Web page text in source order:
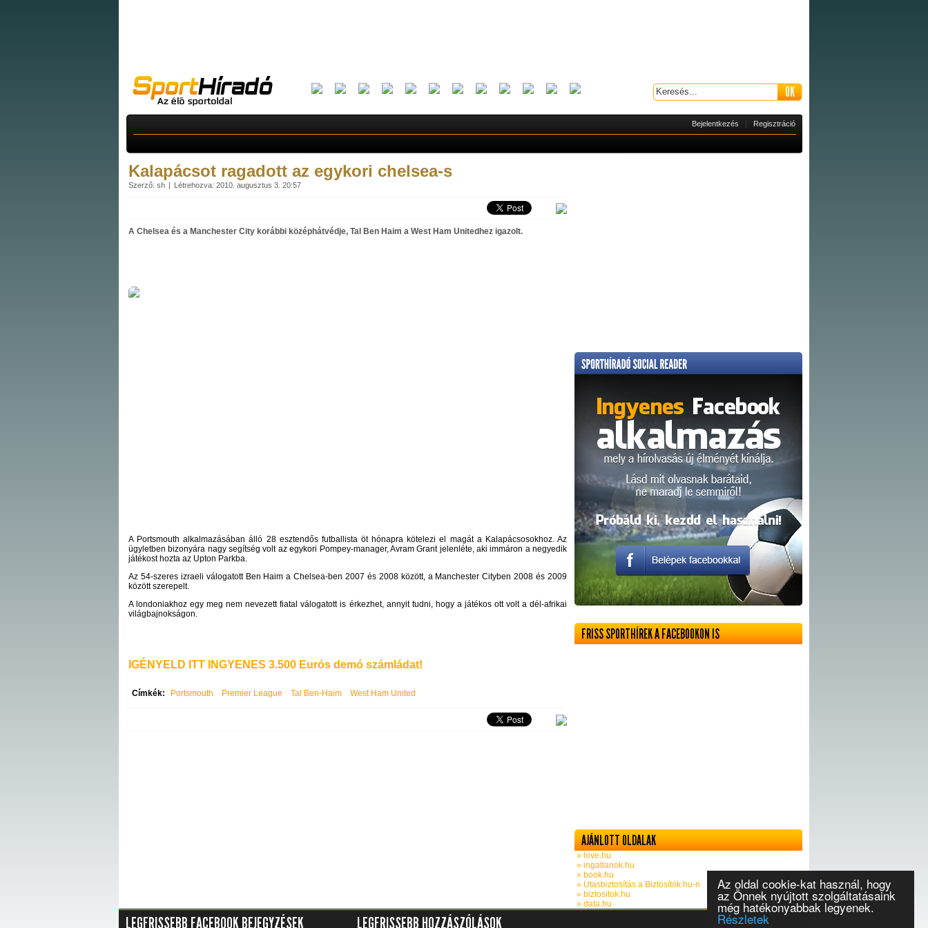
Az oldal cookie-kat használ, hogy
az Önnek nyújtott szolgáltatásaink
még hatékonyabbak legyenek.
Részletek
Bejelentkezés Regisztráció
Kalapácsot ragadott az egykori chelsea-s
Szerző: sh Létrehozva: 2010. augusztus 3. 20:57
A Chelsea és a Manchester City korábbi középhátvédje, Tal Ben Haim a West Ham Unitedhez igazolt.
A Portsmouth alkalmazásában álló 28 esztendős futballista öt hónapra kötelezi el magát a Kalapácsosokhoz. Az
ügyletben bizonyára nagy segítség volt az egykori Pompey-manager, Avram Grant jelenléte, aki immáron a negyedik
játékost hozta az Upton Parkba.
Az 54-szeres izraeli válogatott Ben Haim a Chelsea-ben 2007 és 2008 között, a Manchester Cityben 2008 és 2009
között szerepelt.
A londoniakhoz egy meg nem nevezett fiatal válogatott is érkezhet, annyit tudni, hogy a játékos ott volt a dél-afrikai
világbajnokságon.
IGÉNYELD ITT INGYENES 3.500 Eurós demó számládat!
Címkék: Portsmouth Premier League Tal Ben-Haim West Ham United
FRISS SPORTHÍREK A FACEBOOKON IS
AJÁNLOTT OLDALAK
» love.hu
» ingatlanok.hu
» book.hu
» Utasbiztosítás a Biztosítók.hu-n
» biztositok.hu
» data.hu
LEGFRISSEBB FACEBOOK BEJEGYZÉSEK LEGFRISSEBB HOZZÁSZÓLÁSOK